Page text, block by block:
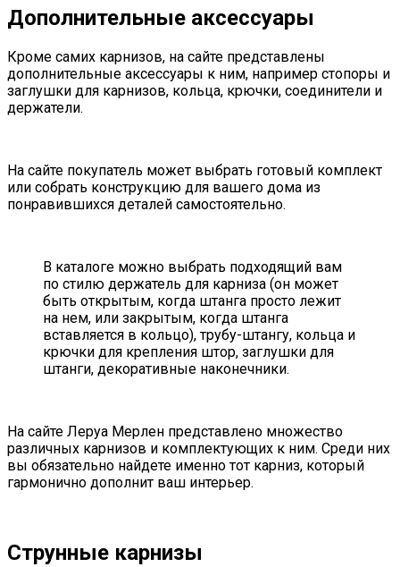
Дополнительные аксессуары
Кроме самих карнизов, на сайте представлены
дополнительные аксессуары к ним, например стопоры и
заглушки для карнизов, кольца, крючки, соединители и
держатели.
На сайте покупатель может выбрать готовый комплект
или собрать конструкцию для вашего дома из
понравившихся деталей самостоятельно.
В каталоге можно выбрать подходящий вам
по стилю держатель для карниза (он может
быть открытым, когда штанга просто лежит
на нем, или закрытым, когда штанга
вставляется в кольцо), трубу-штангу, кольца и
крючки для крепления штор, заглушки для
штанги, декоративные наконечники.
На сайте Леруа Мерлен представлено множество
различных карнизов и комплектующих к ним. Среди них
вы обязательно найдете именно тот карниз, который
гармонично дополнит ваш интерьер.
Струнные карнизы